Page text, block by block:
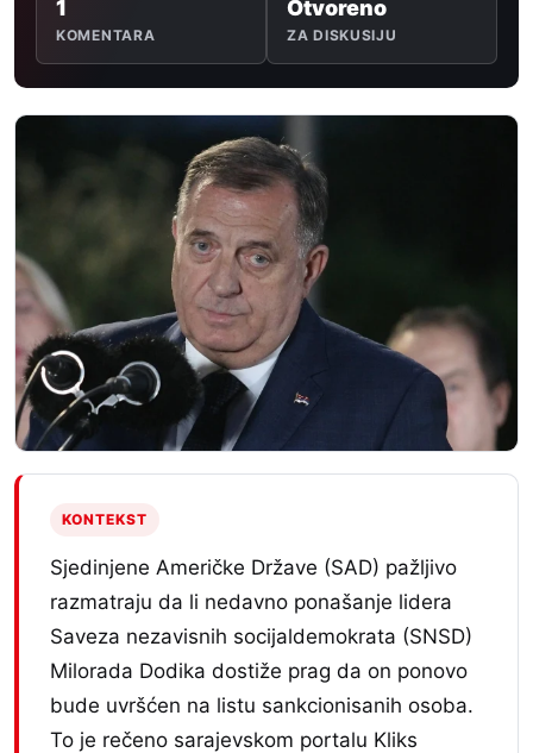
1
KOMENTARA
Otvoreno
ZA DISKUSIJU
KONTEKST
Sjedinjene Američke Države (SAD) pažljivo
razmatraju da li nedavno ponašanje lidera
Saveza nezavisnih socijaldemokrata (SNSD)
Milorada Dodika dostiže prag da on ponovo
bude uvršćen na listu sankcionisanih osoba.
To je rečeno sarajevskom portalu Kliks